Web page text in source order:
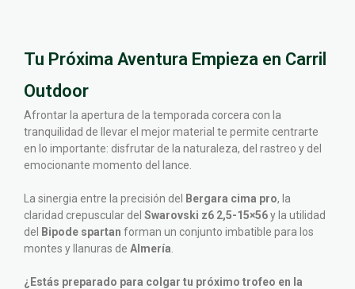
Tu Próxima Aventura Empieza en Carril
Outdoor
Afrontar la apertura de la temporada corcera con la
tranquilidad de llevar el mejor material te permite centrarte
en lo importante: disfrutar de la naturaleza, del rastreo y del
emocionante momento del lance.
La sinergia entre la precisión del Bergara cima pro, la
claridad crepuscular del Swarovski z6 2,5-15×56y la utilidad
del
Bipode spartan forman un conjunto imbatible para los
montes y llanuras de Almería
¿Estás preparado para colgar tu próximo trofeo en la